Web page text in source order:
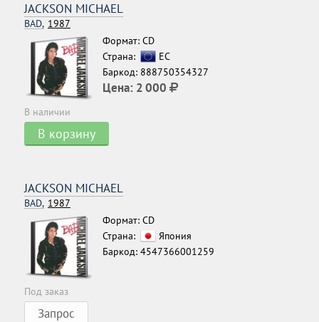
JACKSON MICHAEL
BAD, 1987
Формат: CD
Страна:
ЕС
Баркод: 888750354327
Цена: 2 000
В наличии
В корзину
JACKSON MICHAEL
BAD, 1987
Формат: CD
Страна:
Япония
Баркод: 4547366001259
Под заказ
Запрос